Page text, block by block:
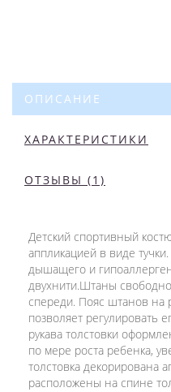
ОПИСАНИЕ
ХАРАКТЕРИСТИКИ
ОТЗЫВЫ (1)
Детский спортивный
аппликацией в виде
дышащего и
двухнити.Штаны
спереди. Пояс штанов на
позволяет регулировать
рукава толстовки
по мере роста ребенка,
толстовка декорирована
расположены на спине